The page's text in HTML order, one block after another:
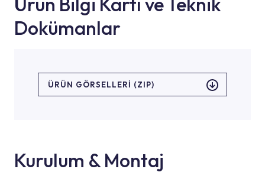
Dokümanlar
ÜRÜN GÖRSELLERI (ZIP)
Kurulum & Montaj